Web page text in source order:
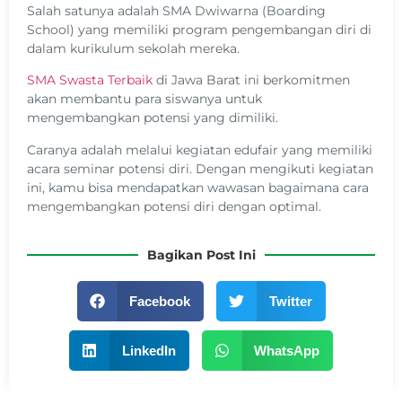
Salah satunya adalah SMA Dwiwarna (Boarding
School) yang memiliki program pengembangan diri di
dalam kurikulum sekolah mereka.
SMA Swasta Terbaik di Jawa Barat ini berkomitmen
akan membantu para siswanya untuk
mengembangkan potensi yang dimiliki.
Caranya adalah melalui kegiatan edufair yang memiliki
acara seminar potensi diri. Dengan mengikuti kegiatan
ini, kamu bisa mendapatkan wawasan bagaimana cara
mengembangkan potensi diri dengan optimal.
Bagikan Post Ini
Facebook Twitter
LinkedIn WhatsApp